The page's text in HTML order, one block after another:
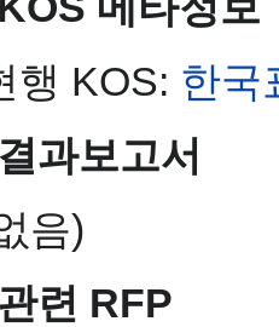
행 KOS: 한국
과보고서
음)
련 RFP